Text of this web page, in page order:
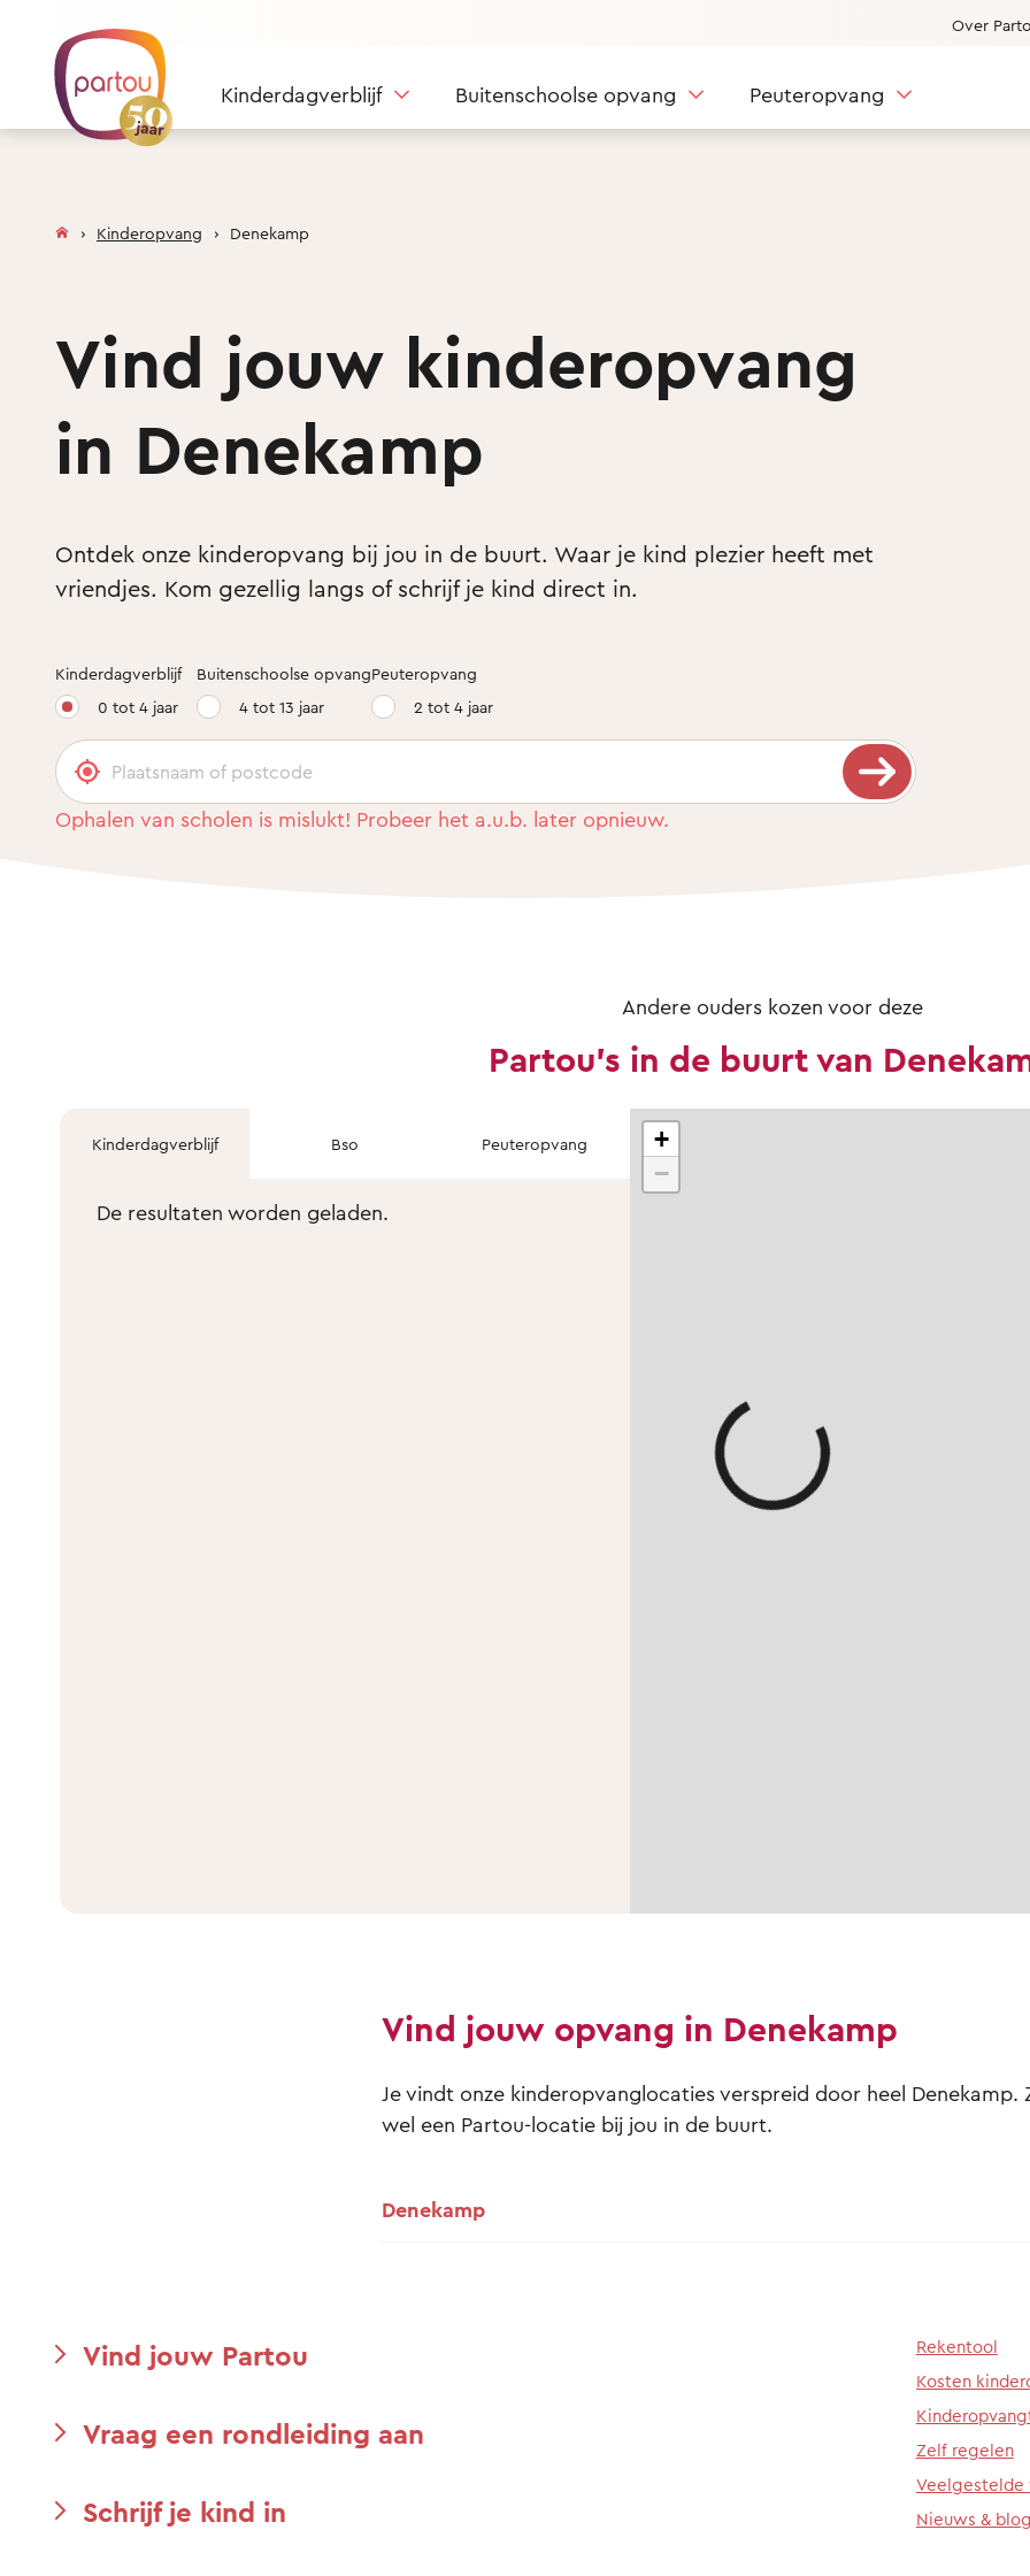
Over
Kinderdagverblijf Buitenschoolse opvang Peuteropvang
Kinderopvang Denekamp
Vind jouw kinderopvang
in Denekamp
Ontdek onze kinderopvang bij jou in de buurt. Waar je kind plezier heeft met
vriendjes. Kom gezellig langs of schrijf je kind direct in.
Kinderdagverblijf
0 tot 4 jaar
Buitenschoolse opvang
4 tot 13 jaar
Peuteropvang
2 tot 4 jaar
Ophalen van scholen is mislukt! Probeer het a.u.b. later opnieuw.
Andere ouders kozen voor deze
Partou's in de buurt van
Kinderdagverblijf Bso Peuteropvang
De resultaten worden geladen.
+
−
Vind jouw opvang in Denekamp
Je vindt onze kinderopvanglocaties verspreid door heel Denekamp.
wel een Partou-locatie bij jou in de buurt.
Denekamp
Vind jouw Partou
Vraag een rondleiding aan
Schrijf je kind in
Rekentool
Kosten
Zelf regelen
Veelgestelde
Nieuws &